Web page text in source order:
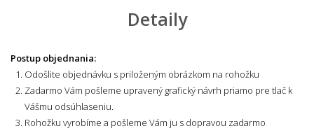
Detaily
Postup objednania:
Odošlite objednávku s priloženým obrázkom na rohožku
Zadarmo Vám pošleme upravený grafický návrh priamo pre tlač k
Vášmu odsúhlaseniu.
Rohožku vyrobíme a pošleme Vám ju s dopravou zadarmo